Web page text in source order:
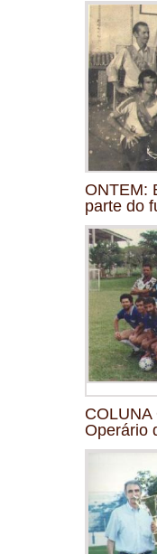
ONTEM:
parte do
Operário